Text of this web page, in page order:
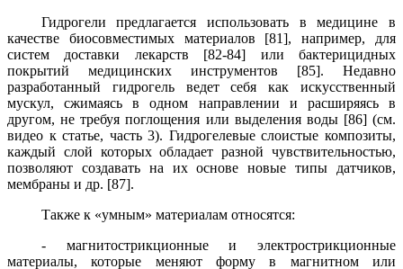
Гидрогели предлагается использовать в медицине в
качестве биосовместимых материалов [81], например, для
систем доставки лекарств [82-84] или бактерицидных
покрытий медицинских инструментов [85]. Недавно
разработанный гидрогель ведет себя как искусственный
мускул,сжимаясь в одном направлении и расширяясь в
другом, не требуя поглощения или выделения воды [86] (см.
видео к статье, часть 3). Гидрогелевые слоистые композиты,
каждый слой которых обладает разной чувствительностью,
позволяют создавать на их основе новые типы датчиков,
мембраны и др. [87].
Также к «умным» материалам относятся:
- магнитострикционные и электрострикционные
материалы, которые меняют форму в магнитном или